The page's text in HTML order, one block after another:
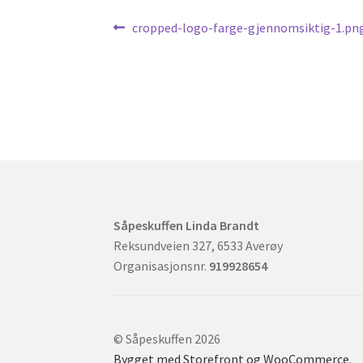
Innleggsnavigasjon
Forrige
cropped-logo-farge-gjennomsiktig-
Såpeskuffen Linda Brandt
Reksundveien 327, 6533 Averøy
Organisasjonsnr. 919928654
© Såpeskuffen 2026
Bygget med Storefront og WooCommerce.